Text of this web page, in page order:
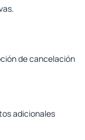
de cancelación
adicionales